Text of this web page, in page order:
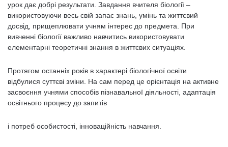
урок дає добрі результати. Завдання вчителя біології –
використовуючи весь свій запас знань, умінь та життєвий
досвід, прищеплювати учням інтерес до предмета. При
вивченні біології важливо навчитись використовувати
елементарні теоретичні знання в життєвих ситуаціях.
Протягом останніх років в характері біологічної освіти
відбулися суттєві зміни. На сам перед це орієнтація на активне
засвоєння учнями способів пізнавальної діяльності, адаптація
освітнього процесу до запитів
і потреб особистості, інноваційність навчання.